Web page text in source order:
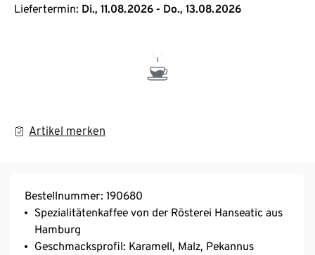
Liefertermin: Di., 11.08.2026 - Do., 13.08.2026
Artikel merken
Bestellnummer: 190680
Spezialitätenkaffee von der Rösterei Hanseatic aus
Hamburg
Geschmacksprofil: Karamell, Malz, Pekannus